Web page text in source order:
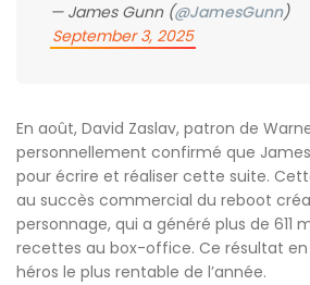
— James Gunn (@JamesGunn)
September 3, 2025
En août, David Zaslav, patron de
personnellement confirmé que
pour écrire et réaliser cette suite.
au succès commercial du reboot
personnage, qui a généré plus de 611
recettes au box-office. Ce résultat
héros le plus rentable de l’année.